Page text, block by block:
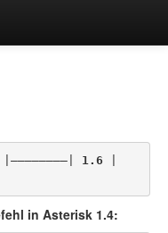
1.6
in Asterisk 1.4: